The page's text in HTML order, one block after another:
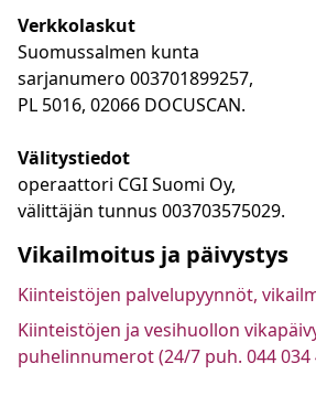
Verkkolaskut
Suomussalmen kunta
sarjanumero 003701899257,
PL 5016, 02066 DOCUSCAN.
Välitystiedot
operaattori CGI Suomi Oy,
välittäjän tunnus 003703575029.
Vikailmoitus ja päivystys
Kiinteistöjen palvelupyynnöt,
Kiinteistöjen ja vesihuollon
puhelinnumerot (24/7 puh. 044 034